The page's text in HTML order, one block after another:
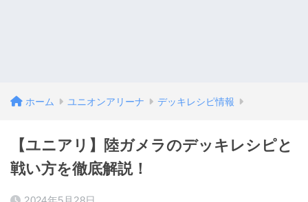
ホーム ユニオンアリーナ デッキレシピ情報
【ユニアリ】陸ガメラのデッキレシピと
戦い方を徹底解説！